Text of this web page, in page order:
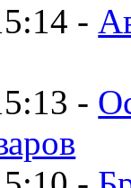
-
-